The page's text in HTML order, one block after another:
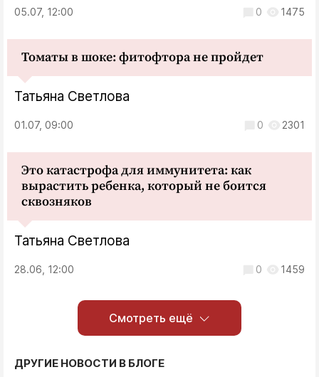
05.07, 12:00 0 1475
Томаты в шоке: фитофтора не пройдет
Татьяна Светлова
01.07, 09:00 0 2301
Это катастрофа для иммунитета: как
вырастить ребенка, который не боится
сквозняков
Татьяна Светлова
28.06, 12:00 0 1459
Смотреть ещё
ДРУГИЕ НОВОСТИ В БЛОГЕ